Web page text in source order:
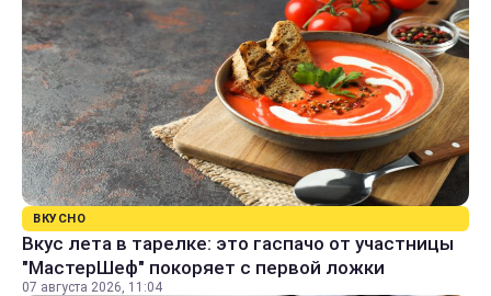
ВКУСНО
Вкус лета в тарелке: это гаспачо от участницы
"МастерШеф" покоряет с первой ложки
07 августа 2026, 11:04